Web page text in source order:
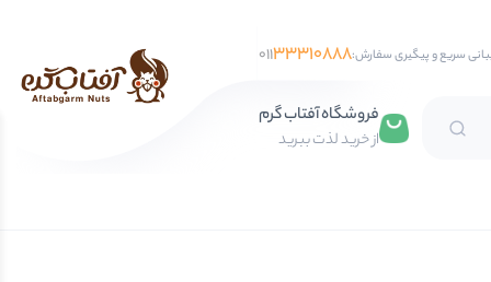
سریع و پیگیری سفارش: 01133310888
فروشگاه آفتاب گرم
از خرید لذت ببرید